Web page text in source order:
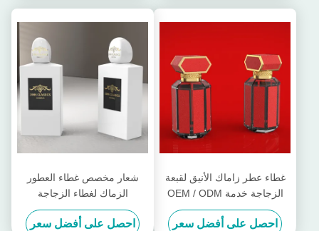
غطاء عطر زاماك الأنيق لقبعة
الزجاجة خدمة OEM / ODM
متوفرة
احصل على أفضل سعر
شعار مخصص غطاء العطور
الزماك لغطاء الزجاجة
احصل على أفضل سعر